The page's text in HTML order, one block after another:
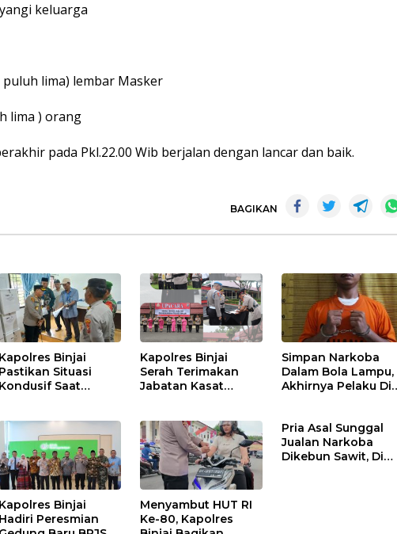
keluarga
lima) lembar Masker
lima ) orang
pada Pkl.22.00 Wib berjalan dengan lancar dan baik.
BAGIKAN
Kapolres Binjai
Pastikan Situasi
Kondusif Saat
Kapolres Binjai
Serah Terimakan
Jabatan Kasat
Utara
Simpan Narkoba
Dalam Bola Lampu,
Akhirnya Pelaku Di
Kapolres Binjai
Hadiri Peresmian
Menyambut HUT RI
Ke-80, Kapolres
Pria Asal Sunggal
Jualan Narkoba
Dikebun Sawit, Di